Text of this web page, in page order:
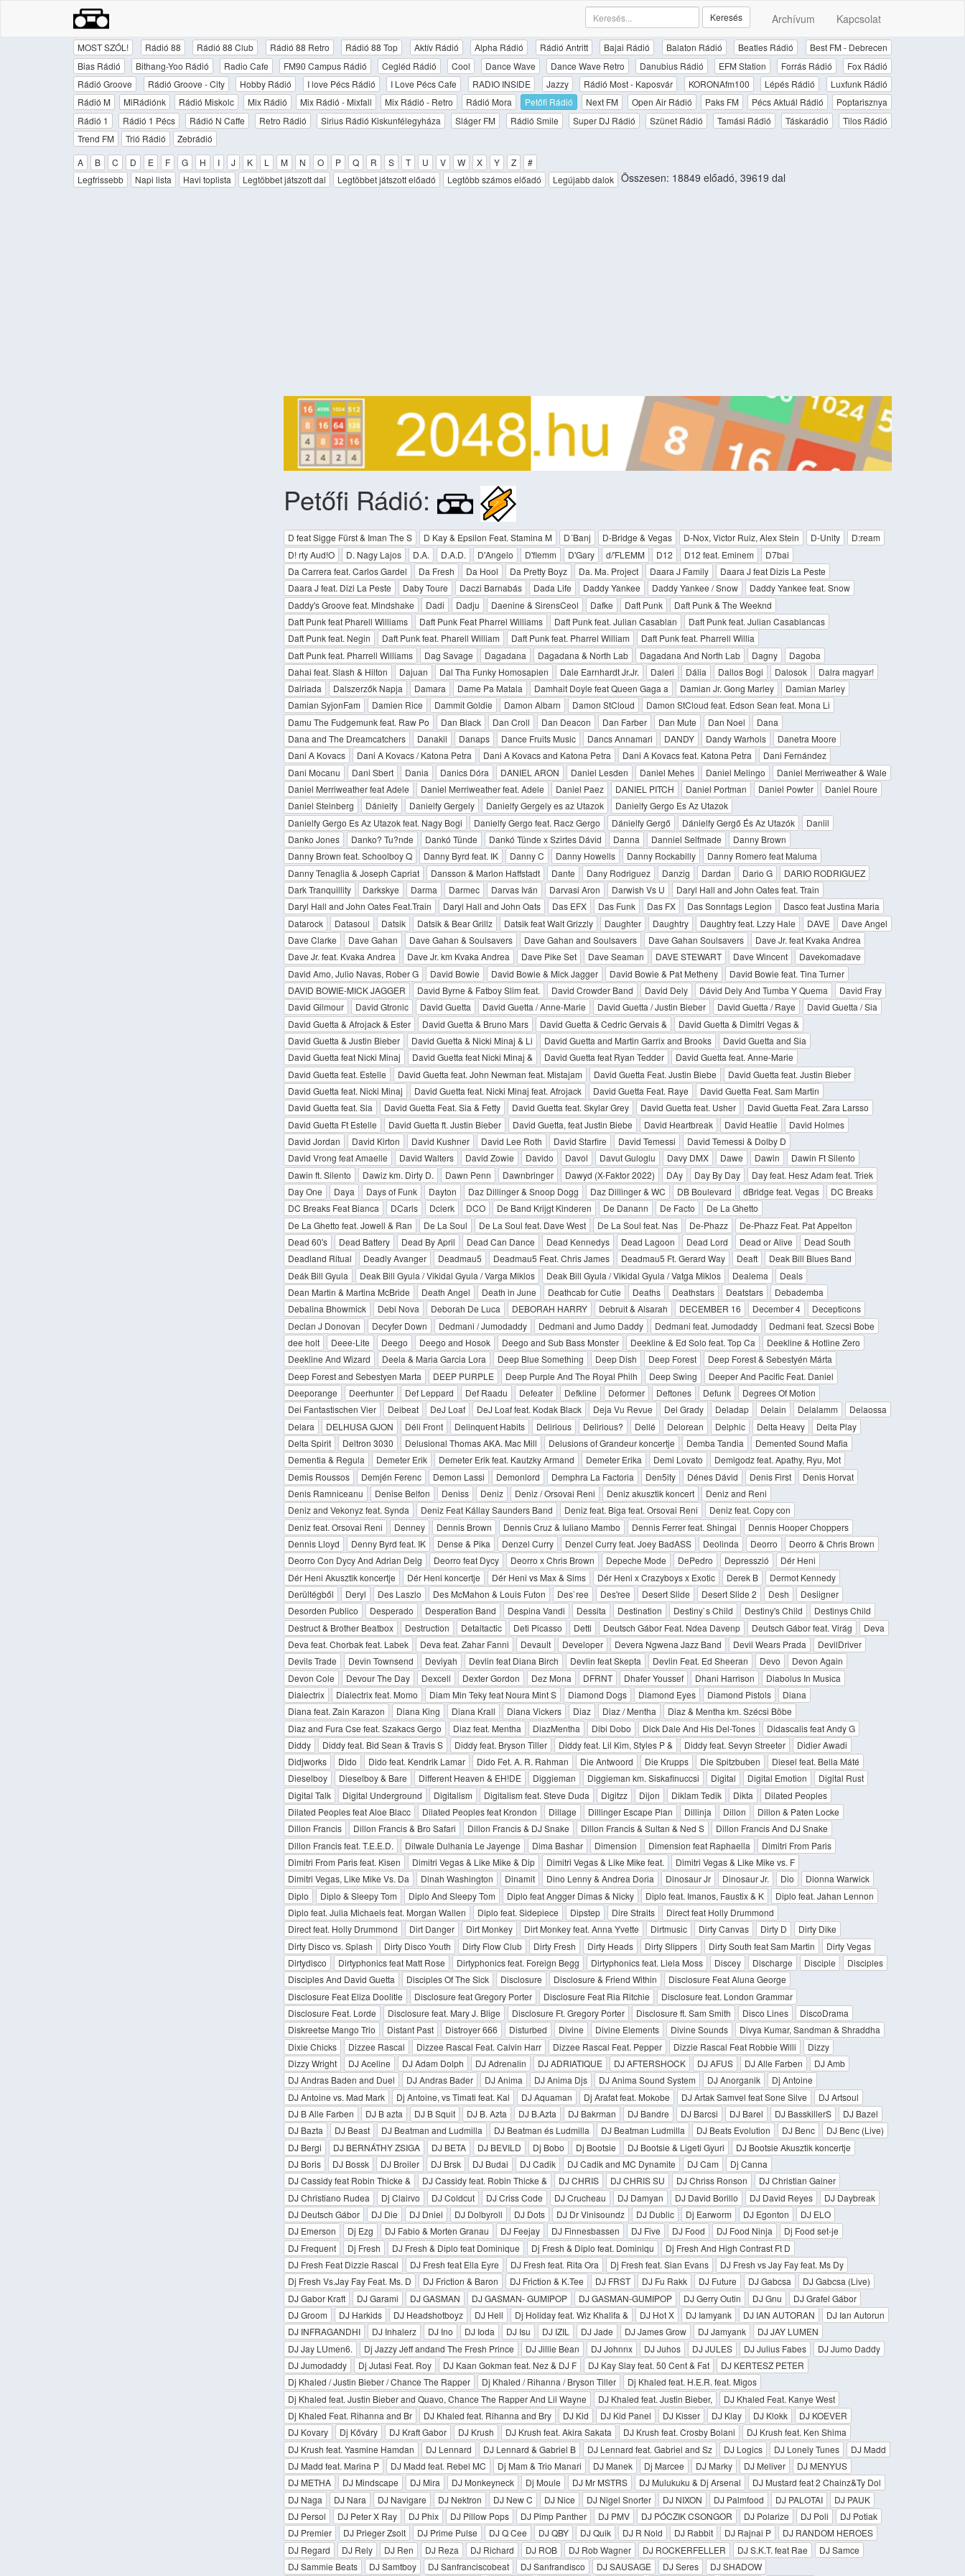
Archívum Kapcsolat
Keresés
MOST SZÓL! Rádió 88 Rádió 88 Club Rádió 88 Retro Rádió 88 Top Aktív Rádió Alpha Rádió Rádió Antritt Bajai Rádió Balaton Rádió Beatles Rádió
Best FM - Debrecen
Bias Rádió
Bithang-Yoo Rádió Radio Cafe FM90 Campus Rádió Cegléd Rádió Cool Dance Wave Dance Wave Retro Danubius Rádió EFM Station Forrás Rádió
Fox Rádió
Rádió Groove
Rádió Groove - City Hobby Rádió I love Pécs Rádió I Love Pécs Cafe RADIO INSIDE Jazzy Rádió Most - Kaposvár KORONAfm100 Lépés Rádió
Luxfunk Rádió
Rádió M
MiRádiónk Rádió Miskolc Mix Rádió Mix Rádió - Mixfall Mix Rádió - Retro Rádió Mora Petőfi Rádió Next FM Open Air Rádió Paks FM Pécs Aktuál Rádió
Poptarisznya
Rádió 1
Rádió 1 Pécs Rádió N Caffe Retro Rádió Sirius Rádió Kiskunfélegyháza Sláger FM Rádió Smile Super DJ Rádió Szünet Rádió Tamási Rádió Táskarádió
Tilos Rádió
Trend FM
Trió Rádió
Zebrádió
A
B C D E F G H I J K L M N O P Q R S T U V W X Y Z
#
Legfrissebb
Napi lista Havi toplista Legtöbbet játszott dal Legtöbbet játszott előadó Legtöbb számos előadó Legújabb dalok Összesen: 18849 előadó, 39619 dal
Petőfi Rádió:
D feat Sigge Fürst & Iman The S D Kay & Epsilon Feat. Stamina M D´Banj D-Bridge & Vegas D-Nox, Victor Ruiz, Alex Stein D-Unity
D:ream
D! rty Aud!O
D. Nagy Lajos D.A. D.A.D. D'Angelo D'flemm D'Gary d/'FLEMM D12 D12 feat. Eminem
D7bai
Da Carrera feat. Carlos Gardel
Da Fresh Da Hool Da Pretty Boyz Da. Ma. Project Daara J Family
Daara J feat Dizis La Peste
Daara J feat. Dizi La Peste
Daby Toure Daczi Barnabás Dada Life Daddy Yankee Daddy Yankee / Snow
Daddy Yankee feat. Snow
Daddy's Groove feat. Mindshake
Dadi Dadju Daenine & SirensCeol Dafke Daft Punk
Daft Punk & The Weeknd
Daft Punk feat Pharell Williams
Daft Punk Feat Pharrel Williams Daft Punk feat. Julian Casablan
Daft Punk feat. Julian Casablancas
Daft Punk feat. Negin
Daft Punk feat. Pharell William Daft Punk feat. Pharrel William
Daft Punk feat. Pharrell Willia
Daft Punk feat. Pharrell Williams
Dag Savage Dagadana Dagadana & North Lab Dagadana And North Lab Dagny
Dagoba
Dahai feat. Slash & Hilton
Dajuan Dal Tha Funky Homosapien Dale Earnhardt Jr.Jr. Daleri Dália Dallos Bogi Dalosok
Dalra magyar!
Dalriada
Dalszerzők Napja Damara Dame Pa Matala Damhait Doyle feat Queen Gaga a Damian Jr. Gong Marley
Damian Marley
Damian SyjonFam
Damien Rice Dammit Goldie Damon Albarn Damon StCloud
Damon StCloud feat. Edson Sean feat. Mona Li
Damu The Fudgemunk feat. Raw Po
Dan Black Dan Croll Dan Deacon Dan Farber Dan Mute Dan Noel
Dana
Dana and The Dreamcatchers
Danakil Danaps Dance Fruits Music Dancs Annamari DANDY Dandy Warhols
Danetra Moore
Dani A Kovacs
Dani A Kovacs / Katona Petra Dani A Kovacs and Katona Petra Dani A Kovacs feat. Katona Petra
Dani Fernández
Dani Mocanu
Dani Sbert Dania Danics Dóra DANIEL ARON Daniel Lesden Daniel Mehes Daniel Melingo
Daniel Merriweather & Wale
Daniel Merriweather feat Adele
Daniel Merriweather feat. Adele Daniel Paez DANIEL PITCH Daniel Portman Daniel Powter
Daniel Roure
Daniel Steinberg
Dánielfy Danielfy Gergely Danielfy Gergely es az Utazok
Danielfy Gergo Es Az Utazok
Danielfy Gergo Es Az Utazok feat. Nagy Bogi
Danielfy Gergo feat. Racz Gergo Dánielfy Gergő Dánielfy Gergő És Az Utazók
Daniil
Danko Jones
Danko? Tu?nde Dankó Tünde Dankó Tünde x Szirtes Dávid Danna Danniel Selfmade
Danny Brown
Danny Brown feat. Schoolboy Q
Danny Byrd feat. IK Danny C Danny Howells Danny Rockabilly
Danny Romero feat Maluma
Danny Tenaglia & Joseph Capriat
Dansson & Marlon Haffstadt Dante Dany Rodriguez Danzig Dardan Dario G
DARIO RODRIGUEZ
Dark Tranquillity
Darkskye Darma Darmec Darvas Iván Darvasi Aron Darwish Vs U
Daryl Hall and John Oates feat. Train
Daryl Hall and John Oates Feat.Train
Daryl Hall and John Oats Das EFX Das Funk Das FX Das Sonntags Legion
Dasco feat Justina Maria
Datarock
Datasoul Datsik Datsik & Bear Grillz Datsik feat Walt Grizzly Daughter Daughtry Daughtry feat. Lzzy Hale DAVE
Dave Angel
Dave Clarke
Dave Gahan Dave Gahan & Soulsavers Dave Gahan and Soulsavers Dave Gahan Soulsavers
Dave Jr. feat Kvaka Andrea
Dave Jr. feat. Kvaka Andrea
Dave Jr. km Kvaka Andrea Dave Pike Set Dave Seaman DAVE STEWART Dave Wincent
Davekomadave
David Amo, Julio Navas, Rober G
David Bowie David Bowie & Mick Jagger David Bowie & Pat Metheny
David Bowie feat. Tina Turner
DAVID BOWIE-MICK JAGGER
David Byrne & Fatboy Slim feat. David Crowder Band David Dely Dávid Dely And Tumba Y Quema
David Fray
David Gilmour
David Gtronic David Guetta David Guetta / Anne-Marie David Guetta / Justin Bieber David Guetta / Raye
David Guetta / Sia
David Guetta & Afrojack & Ester
David Guetta & Bruno Mars David Guetta & Cedric Gervais &
David Guetta & Dimitri Vegas &
David Guetta & Justin Bieber
David Guetta & Nicki Minaj & Li David Guetta and Martin Garrix and Brooks
David Guetta and Sia
David Guetta feat Nicki Minaj
David Guetta feat Nicki Minaj & David Guetta feat Ryan Tedder
David Guetta feat. Anne-Marie
David Guetta feat. Estelle
David Guetta feat. John Newman feat. Mistajam David Guetta Feat. Justin Biebe
David Guetta feat. Justin Bieber
David Guetta feat. Nicki Minaj
David Guetta feat. Nicki Minaj feat. Afrojack David Guetta Feat. Raye
David Guetta Feat. Sam Martin
David Guetta feat. Sia
David Guetta Feat. Sia & Fetty David Guetta feat. Skylar Grey David Guetta feat. Usher
David Guetta Feat. Zara Larsso
David Guetta Ft Estelle
David Guetta ft. Justin Bieber David Guetta, feat Justin Biebe David Heartbreak David Heatlie
David Holmes
David Jordan
David Kirton David Kushner David Lee Roth David Starfire David Temessi
David Temessi & Dolby D
David Vrong feat Amaelle
David Walters David Zowie Davido Davol Davut Guloglu Davy DMX Dawe Dawin
Dawin Ft Silento
Dawin ft. Silento
Dawiz km. Dirty D. Dawn Penn Dawnbringer Dawyd (X-Faktor 2022) DAy Day By Day
Day feat. Hesz Adam feat. Triek
Day One
Daya Days of Funk Dayton Daz Dillinger & Snoop Dogg Daz Dillinger & WC DB Boulevard dBridge feat. Vegas
DC Breaks
DC Breaks Feat Bianca
DCarls Dclerk DCO De Band Krijgt Kinderen De Danann De Facto
De La Ghetto
De La Ghetto feat. Jowell & Ran
De La Soul De La Soul feat. Dave West De La Soul feat. Nas De-Phazz
De-Phazz Feat. Pat Appelton
Dead 60's
Dead Battery Dead By April Dead Can Dance Dead Kennedys Dead Lagoon Dead Lord Dead or Alive
Dead South
Deadland Ritual
Deadly Avanger Deadmau5 Deadmau5 Feat. Chris James Deadmau5 Ft. Gerard Way Deaft
Deak Bill Blues Band
Deák Bill Gyula
Deak Bill Gyula / Vikidal Gyula / Varga Miklos Deak Bill Gyula / Vikidal Gyula / Vatga Miklos Dealema
Deals
Dean Martin & Martina McBride
Death Angel Death in June Deathcab for Cutie Deaths Deathstars Deatstars
Debademba
Debalina Bhowmick
Debi Nova Deborah De Luca DEBORAH HARRY Debruit & Alsarah DECEMBER 16 December 4
Decepticons
Declan J Donovan
Decyfer Down Dedmani / Jumodaddy Dedmani and Jumo Daddy Dedmani feat. Jumodaddy
Dedmani feat. Szecsi Bobe
dee holt
Deee-Lite Deego Deego and Hosok Deego and Sub Bass Monster Deekline & Ed Solo feat. Top Ca
Deekline & Hotline Zero
Deekline And Wizard
Deela & Maria Garcia Lora Deep Blue Something Deep Dish Deep Forest
Deep Forest & Sebestyén Márta
Deep Forest and Sebestyen Marta
DEEP PURPLE Deep Purple And The Royal Philh Deep Swing
Deeper And Pacific Feat. Daniel
Deeporange
Deerhunter Def Leppard Def Raadu Defeater Defkline Deformer Deftones Defunk
Degrees Of Motion
Dei Fantastischen Vier
Deibeat DeJ Loaf DeJ Loaf feat. Kodak Black Deja Vu Revue Del Grady Deladap Delain Delalamm
Delaossa
Delara
DELHUSA GJON Déli Front Delinquent Habits Delirious Delirious? Dellé Delorean Delphic Delta Heavy
Delta Play
Delta Spirit
Deltron 3030 Delusional Thomas AKA. Mac Mill Delusions of Grandeur koncertje Demba Tandia
Demented Sound Mafia
Dementia & Regula
Demeter Erik Demeter Erik feat. Kautzky Armand Demeter Erika Demi Lovato
Demigodz feat. Apathy, Ryu, Mot
Demis Roussos
Demjén Ferenc Demon Lassi Demonlord Demphra La Factoria Den5ity Dénes Dávid Denis First
Denis Horvat
Denis Ramniceanu
Denise Belfon Deniss Deniz Deniz / Orsovai Reni Deniz akusztik koncert
Deniz and Reni
Deniz and Vekonyz feat. Synda
Deniz Feat Kállay Saunders Band Deniz feat. Biga feat. Orsovai Reni
Deniz feat. Copy con
Deniz feat. Orsovai Reni
Denney Dennis Brown Dennis Cruz & Iuliano Mambo Dennis Ferrer feat. Shingai
Dennis Hooper Choppers
Dennis Lloyd
Denny Byrd feat. IK Dense & Pika Denzel Curry Denzel Curry feat. Joey BadASS Deolinda Deorro
Deorro & Chris Brown
Deorro Con Dycy And Adrian Delg
Deorro feat Dycy Deorro x Chris Brown Depeche Mode DePedro Depresszió
Dér Heni
Dér Heni Akusztik koncertje
Dér Heni koncertje Dér Heni vs Max & Sims Dér Heni x Crazyboys x Exotic Derek B
Dermot Kennedy
Derültégből
Deryl Des Laszlo Des McMahon & Louis Futon Des`ree Des'ree Desert Slide Desert Slide 2 Desh
Desiigner
Desorden Publico
Desperado Desperation Band Despina Vandi Dessita Destination Destiny`s Child Destiny's Child
Destinys Child
Destruct & Brother Beatbox
Destruction Detaltactic Deti Picasso Detti Deutsch Gábor Feat. Ndea Davenp Deutsch Gábor feat. Virág
Deva
Deva feat. Chorbak feat. Labek
Deva feat. Zahar Fanni Devault Developer Devera Ngwena Jazz Band Devil Wears Prada
DevilDriver
Devils Trade
Devin Townsend Deviyah Devlin feat Diana Birch Devlin feat Skepta Devlin Feat. Ed Sheeran Devo
Devon Again
Devon Cole
Devour The Day Dexcell Dexter Gordon Dez Mona DFRNT Dhafer Youssef Dhani Harrison
Diabolus In Musica
Dialectrix
Dialectrix feat. Momo Diam Min Teky feat Noura Mint S Diamond Dogs Diamond Eyes Diamond Pistols
Diana
Diana feat. Zain Karazon
Diana King Diana Krall Diana Vickers Diaz Diaz / Mentha
Diaz & Mentha km. Szécsi Böbe
Diaz and Fura Cse feat. Szakacs Gergo
Diaz feat. Mentha DiazMentha Dibi Dobo Dick Dale And His Del-Tones
Didascalis feat Andy G
Diddy
Diddy feat. Bid Sean & Travis S Diddy feat. Bryson Tiller Diddy feat. Lil Kim, Styles P & Diddy feat. Sevyn Streeter
Didier Awadi
Didjworks
Dido Dido feat. Kendrik Lamar Dido Fet. A. R. Rahman Die Antwoord Die Krupps Die Spitzbuben
Diesel feat. Bella Máté
Dieselboy
Dieselboy & Bare Different Heaven & EH!DE Diggieman Diggieman km. Siskafinuccsi Digital Digital Emotion
Digital Rust
Digital Talk
Digital Underground Digitalism Digitalism feat. Steve Duda Digitzz Dijon Diklam Tedik Dikta
Dilated Peoples
Dilated Peoples feat Aloe Blacc
Dilated Peoples feat Krondon Dillage Dillinger Escape Plan Dillinja Dillon
Dillon & Paten Locke
Dillon Francis
Dillon Francis & Bro Safari Dillon Francis & DJ Snake Dillon Francis & Sultan & Ned S
Dillon Francis And DJ Snake
Dillon Francis feat. T.E.E.D.
Dilwale Dulhania Le Jayenge Dima Bashar Dimension Dimension feat Raphaella
Dimitri From Paris
Dimitri From Paris feat. Kisen
Dimitri Vegas & Like Mike & Dip Dimitri Vegas & Like Mike feat.
Dimitri Vegas & Like Mike vs. F
Dimitri Vegas, Like Mike Vs. Da
Dinah Washington Dinamit Dino Lenny & Andrea Doria Dinosaur Jr Dinosaur Jr. Dio
Dionna Warwick
Diplo
Diplo & Sleepy Tom Diplo And Sleepy Tom Diplo feat Angger Dimas & Nicky Diplo feat. Imanos, Faustix & K
Diplo feat. Jahan Lennon
Diplo feat. Julia Michaels feat. Morgan Wallen
Diplo feat. Sidepiece Dipstep Dire Straits
Direct feat Holly Drummond
Direct feat. Holly Drummond
Dirt Danger Dirt Monkey Dirt Monkey feat. Anna Yvette Dirtmusic Dirty Canvas Dirty D
Dirty Dike
Dirty Disco vs. Splash
Dirty Disco Youth Dirty Flow Club Dirty Fresh Dirty Heads Dirty Slippers Dirty South feat Sam Martin
Dirty Vegas
Dirtydisco
Dirtyphonics feat Matt Rose Dirtyphonics feat. Foreign Begg Dirtyphonics feat. Liela Moss Discey Discharge Disciple
Disciples
Disciples And David Guetta
Disciples Of The Sick Disclosure Disclosure & Friend Within
Disclosure Feat Aluna George
Disclosure Feat Eliza Doolitle
Disclosure feat Gregory Porter Disclosure Feat Ria Ritchie
Disclosure feat. London Grammar
Disclosure Feat. Lorde
Disclosure feat. Mary J. Blige Disclosure Ft. Gregory Porter Disclosure ft. Sam Smith Disco Lines
DiscoDrama
Diskreetse Mango Trio
Distant Past Distroyer 666 Disturbed Divine Divine Elements Divine Sounds
Divya Kumar, Sandman & Shraddha
Dixie Chicks
Dizzee Rascal Dizzee Rascal Feat. Calvin Harr Dizzee Rascal Feat. Pepper Dizzie Rascal Feat Robbie Willi
Dizzy
Dizzy Wright
DJ Aceline DJ Adam Dolph DJ Adrenalin DJ ADRIATIQUE DJ AFTERSHOCK DJ AFUS DJ Alle Farben
DJ Amb
DJ Andras Baden and Duel
DJ Andras Bader DJ Anima DJ Anima Djs DJ Anima Sound System DJ Anorganik
Dj Antoine
DJ Antoine vs. Mad Mark
Dj Antoine, vs Timati feat. Kal DJ Aquaman Dj Arafat feat. Mokobe DJ Artak Samvel feat Sone Silve
DJ Artsoul
DJ B Alle Farben
DJ B azta DJ B Squit DJ B. Azta DJ B.Azta DJ Bakrman DJ Bandre DJ Barcsi DJ Barel DJ BasskillerS
DJ Bazel
DJ Bazta
DJ Beast DJ Beatman and Ludmilla DJ Beatman és Ludmilla DJ Beatman Ludmilla DJ Beats Evolution DJ Benc
DJ Benc (Live)
DJ Bergi
DJ BERNÁTHY ZSIGA DJ BETA DJ BEVILD Dj Bobo Dj Bootsie DJ Bootsie & Ligeti Gyuri
DJ Bootsie Akusztik koncertje
DJ Boris
DJ Bossk DJ Broiler DJ Brsk DJ Budai DJ Cadik DJ Cadik and MC Dynamite DJ Cam
Dj Canna
DJ Cassidy feat Robin Thicke &
DJ Cassidy feat. Robin Thicke & DJ CHRIS DJ CHRIS SU DJ Chriss Ronson
DJ Christian Gainer
DJ Christiano Rudea
Dj Clairvo DJ Coldcut DJ Criss Code DJ Crucheau DJ Damyan DJ David Borillo DJ David Reyes
DJ Daybreak
DJ Deutsch Gábor
DJ Die DJ Dniel DJ Dolbyroll DJ Dots DJ Dr Vinisoundz DJ Dublic Dj Earworm DJ Egonton
DJ ELO
DJ Emerson
Dj Ezg DJ Fabio & Morten Granau DJ Feejay DJ Finnesbassen DJ Five DJ Food DJ Food Ninja
Dj Food set-je
DJ Frequent
Dj Fresh DJ Fresh & Diplo feat Dominique Dj Fresh & Diplo feat. Dominiqu
Dj Fresh And High Contrast Ft D
DJ Fresh Feat Dizzie Rascal
DJ Fresh feat Ella Eyre DJ Fresh feat. Rita Ora Dj Fresh feat. Sian Evans
DJ Fresh vs Jay Fay feat. Ms Dy
Dj Fresh Vs.Jay Fay Feat. Ms. D
DJ Friction & Baron DJ Friction & K.Tee DJ FRST DJ Fu Rakk DJ Future DJ Gabcsa
DJ Gabcsa (Live)
DJ Gabor Kraft
DJ Garami DJ GASMAN DJ GASMAN- GUMIPOP DJ GASMAN-GUMIPOP DJ Gerry Outin DJ Gnu
DJ Grafel Gábor
DJ Groom
DJ Harkids DJ Headshotboyz DJ Hell Dj Holiday feat. Wiz Khalifa & DJ Hot X DJ Iamyank DJ IAN AUTORAN
DJ Ian Autorun
DJ INFRAGANDHI
DJ Inhalerz DJ Ino DJ Ioda DJ Isu DJ IZIL DJ Jade DJ James Grow DJ Jamyank
DJ JAY LUMEN
DJ Jay LUmen6.
Dj Jazzy Jeff andand The Fresh Prince DJ Jillie Bean DJ Johnnx DJ Juhos DJ JULES DJ Julius Fabes
DJ Jumo Daddy
DJ Jumodaddy
Dj Jutasi Feat. Roy DJ Kaan Gokman feat. Nez & DJ F DJ Kay Slay feat. 50 Cent & Fat
DJ KERTESZ PETER
Dj Khaled / Justin Bieber / Chance The Rapper
Dj Khaled / Rihanna / Bryson Tiller
Dj Khaled feat. H.E.R. feat. Migos
Dj Khaled feat. Justin Bieber and Quavo, Chance The Rapper And Lil Wayne
DJ Khaled feat. Justin Bieber,
DJ Khaled Feat. Kanye West
Dj Khaled Feat. Rihanna and Br
DJ Khaled feat. Rihanna and Bry DJ Kid DJ Kid Panel DJ Kisser DJ Klay DJ Klokk
DJ KOEVER
DJ Kovary
Dj Kőváry DJ Kraft Gabor DJ Krush DJ Krush feat. Akira Sakata DJ Krush feat. Crosby Bolani
DJ Krush feat. Ken Shima
DJ Krush feat. Yasmine Hamdan
DJ Lennard DJ Lennard & Gabriel B DJ Lennard feat. Gabriel and Sz DJ Logics DJ Lonely Tunes
DJ Madd
DJ Madd feat. Marina P
DJ Madd feat. Rebel MC Dj Mam & Trio Manari DJ Manek Dj Marcee DJ Marky DJ Meliver
DJ MENYUS
DJ METHA
DJ Mindscape DJ Mira DJ Monkeyneck Dj Moule DJ Mr MSTRS DJ Mulukuku & Dj Arsenal
DJ Mustard feat 2 Chainz&Ty Dol
DJ Naga
DJ Nara DJ Navigare DJ Nektron DJ New C DJ Nice DJ Nigel Snorter DJ NIXON DJ Palmfood DJ PALOTAI
DJ PAUK
DJ Persol
DJ Peter X Ray DJ Phix DJ Pillow Pops DJ Pimp Panther DJ PMV DJ PÓCZIK CSONGOR DJ Polarize DJ Poli
DJ Potiak
DJ Premier
DJ Prieger Zsolt DJ Prime Pulse DJ Q Cee DJ QBY DJ Quik DJ R Nold DJ Rabbit DJ Rajnai P
DJ RANDOM HEROES
DJ Regard
DJ Rely DJ Ren DJ Reza DJ Richard DJ ROB DJ Rob Wagner DJ ROCKERFELLER DJ S.K.T. feat Rae
DJ Samce
DJ Sammie Beats
DJ Samtboy DJ Sanfranciscobeat DJ Sanfrandisco DJ SAUSAGE DJ Seres DJ SHADOW